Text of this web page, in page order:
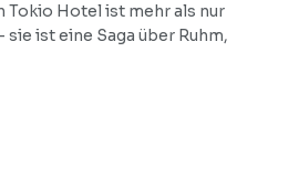
Tokio Hotel ist mehr als nur
sie ist eine Saga über Ruhm,